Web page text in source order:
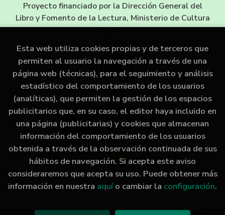
Proyecto financiado por la Dirección General del
Libro y Fomento de la Lectura, Ministerio de Cultura
y Deporte.
Esta web utiliza cookies propias y de terceros que
permiten al usuario la navegación a través de una
página web (técnicas), para el seguimiento y análisis
estadístico del comportamiento de los usuarios
(analíticas), que permiten la gestión de los espacios
publicitarios que, en su caso, el editor haya incluido en
una página (publicitarias) y cookies que almacenan
información del comportamiento de los usuarios
obtenida a través de la observación continuada de sus
hábitos de navegación. Si acepta este aviso
consideraremos que acepta su uso. Puede obtener más
información en nuestra aquío cambiar la configuración.